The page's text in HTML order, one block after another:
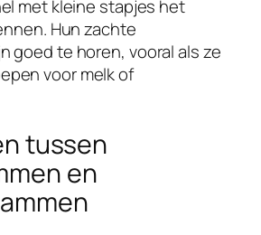
met kleine stapjes het
Hun zachte
goed te horen, vooral als ze
voor melk of
tussen
en